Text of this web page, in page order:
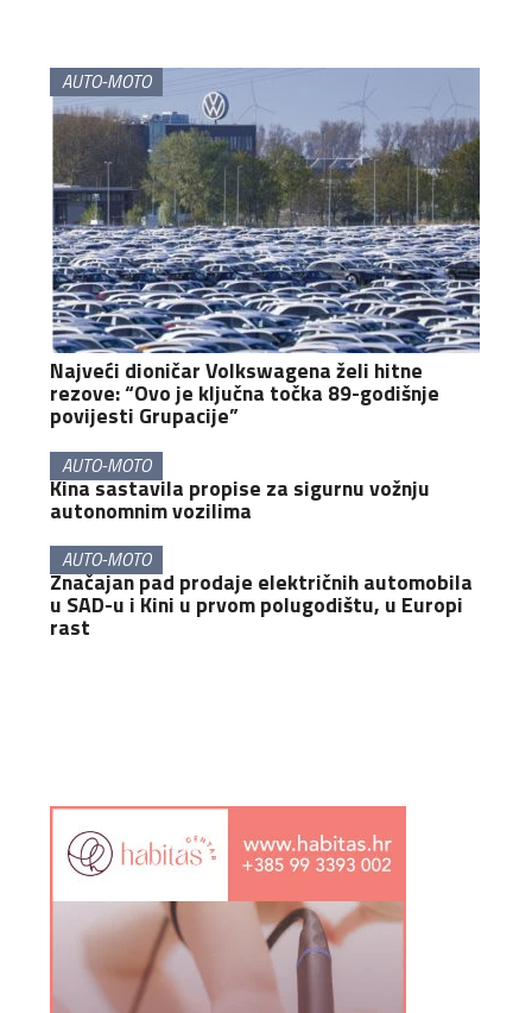
AUTO-MOTO
Najveći dioničar Volkswagena želi hitne
rezove: “Ovo je ključna točka 89-godišnje
povijesti Grupacije”
AUTO-MOTO
Kina sastavila propise za sigurnu vožnju
autonomnim vozilima
AUTO-MOTO
Značajan pad prodaje električnih automobila
u SAD-u i Kini u prvom polugodištu, u Europi
rast